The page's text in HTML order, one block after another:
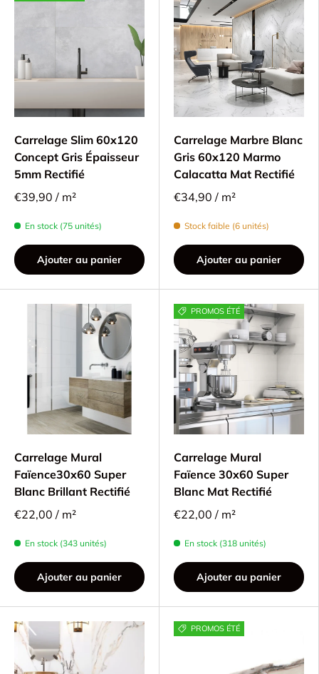
Carrelage Slim 60x120
Concept Gris Épaisseur
5mm Rectifié
€39,90 / m²
En stock (75 unités)
Ajouter au panier
Carrelage Marbre Blanc
Gris 60x120 Marmo
Calacatta Mat Rectifié
€34,90 / m²
Stock faible (6 unités)
Ajouter au panier
Carrelage Mural
Faïence30x60 Super
Blanc Brillant Rectifié
€22,00 / m²
En stock (343 unités)
Ajouter au panier
PROMOS ÉTÉ
Carrelage Mural
Faïence 30x60 Super
Blanc Mat Rectifié
€22,00 / m²
En stock (318 unités)
Ajouter au panier
PROMOS ÉTÉ